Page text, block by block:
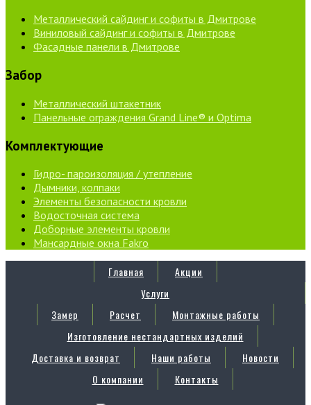
Металлический сайдинг и софиты в Дмитрове
Виниловый сайдинг и софиты в Дмитрове
Фасадные панели в Дмитрове
Забор
Металлический штакетник
Панельные ограждения Grand Line® и Optima
Комплектующие
Гидро- пароизоляция / утепление
Дымники, колпаки
Элементы безопасности кровли
Водосточная система
Доборные элементы кровли
Мансардные окна Fakro
Главная
Акции
Услуги
Замер
Расчет
Монтажные работы
Изготовление нестандартных изделий
Доставка и возврат
Наши работы
Новости
О компании
Контакты